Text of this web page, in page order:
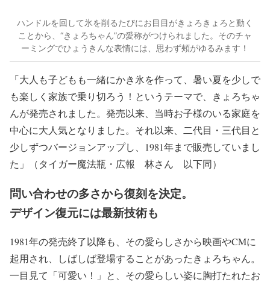
ハンドルを回して氷を削るたびにお目目がきょろきょろと動く
ことから、“きょろちゃん”の愛称がつけられました。そのチャ
ーミングでひょうきんな表情には、思わず頰がゆるみます！
「大人も子どもも一緒にかき氷を作って、暑い夏を少しで
も楽しく家族で乗り切ろう！というテーマで、きょろちゃ
んが発売されました。発売以来、当時お子様のいる家庭を
中心に大人気となりました。それ以来、二代目・三代目と
少しずつバージョンアップし、1981年まで販売していまし
た」（タイガー魔法瓶・広報 林さん 以下同）
問い合わせの多さから復刻を決定。
デザイン復元には最新技術も
1981年の発売終了以降も、その愛らしさから映画やCMに
起用され、しばしば登場することがあったきょろちゃん。
一目見て「可愛い！」と、その愛らしい姿に胸打たれたお